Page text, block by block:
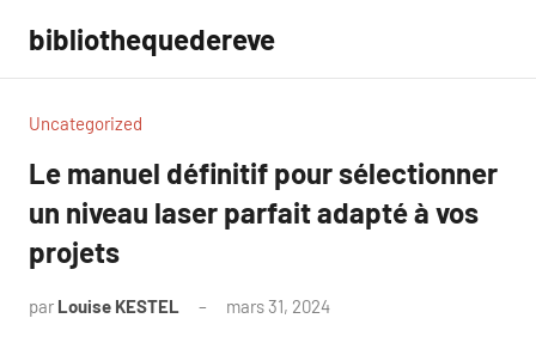
contenu
bibliothequedereve
Uncategorized
Le manuel définitif pour sélectionner
un niveau laser parfait adapté à vos
projets
par Louise KESTEL mars 31, 2024